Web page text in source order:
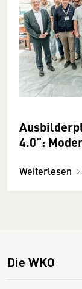
4.0":
Weiterlesen
Die WKO